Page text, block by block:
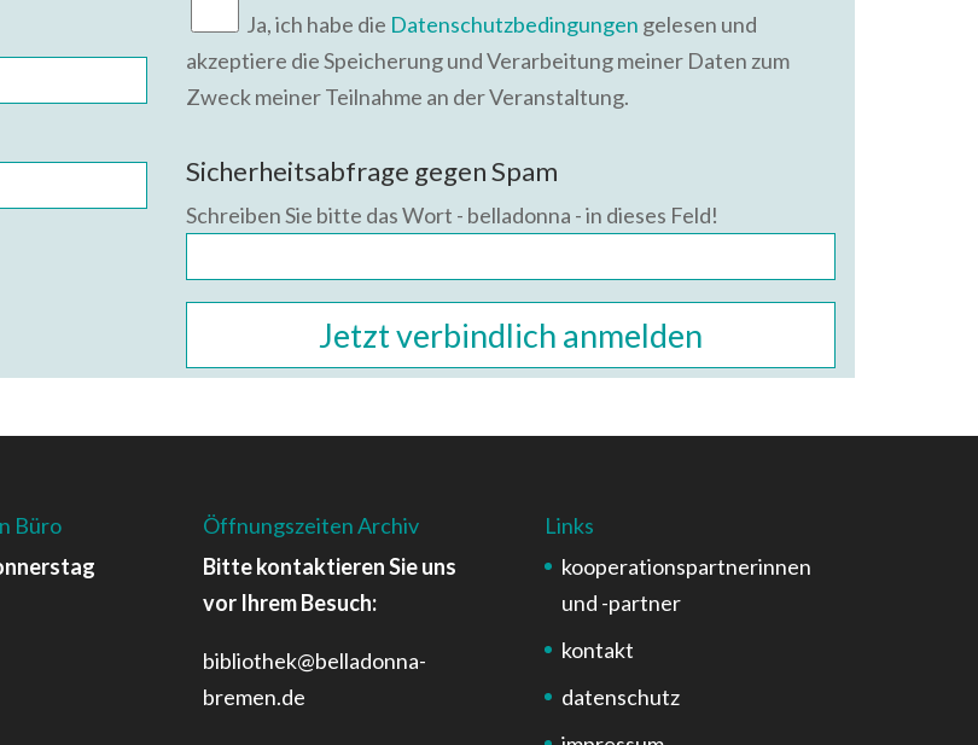
Ja, ich habe die Datenschutzbedingungen gelesen und
akzeptiere die Speicherung und Verarbeitung meiner Daten zum
Zweck meiner Teilnahme an der Veranstaltung.
Sicherheitsabfrage gegen Spam
Schreiben Sie bitte das Wort - belladonna - in dieses Feld!
Büro
Öffnungszeiten Archiv
Bitte kontaktieren Sie uns
vor Ihrem Besuch:
bibliothek@belladonna-
bremen.de
Links
kooperationspartnerinnen
und -partner
kontakt
datenschutz